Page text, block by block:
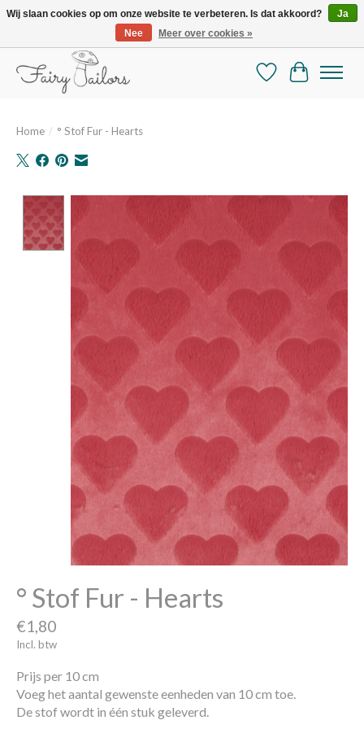
De mooiste online selectie stoffen en mercerie
Verlanglijst
Home / ° Stof Fur - Hearts
Product image slideshow Items
° Stof Fur - Hearts
€1,80
Incl. btw
Prijs per 10 cm
Voeg het aantal gewenste eenheden van 10 cm toe.
De stof wordt in één stuk geleverd.
Wij slaan cookies op om onze website te verbeteren. Is dat akkoord?
Ja
Nee
Meer over cookies »